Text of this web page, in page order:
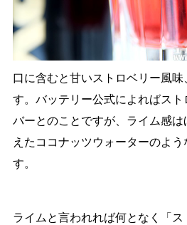
口に含むと甘いストロベリー風
す。バッテリー公式によればス
バーとのことですが、ライム感
えたココナッツウォーターのよう
す。
ライムと言われれば何となく「